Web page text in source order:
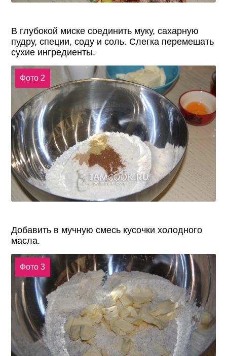
В глубокой миске соединить муку, сахарную
пудру, специи, соду и соль. Слегка перемешать
сухие ингредиенты.
Фото 2
Добавить в мучную смесь кусочки холодного
масла.
Фото 3